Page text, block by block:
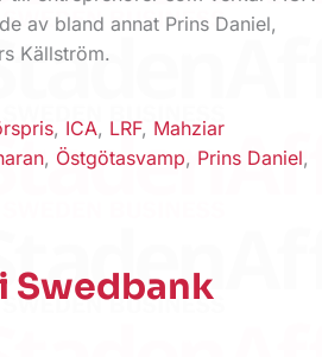
av bland annat Prins Daniel,
Källström.
, ICA, LRF, Mahziar
, Östgötasvamp, Prins Daniel,
Swedbank